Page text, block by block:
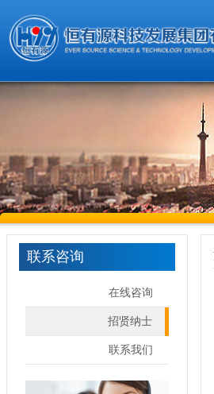
联系咨询
在线咨询
招贤纳士
联系我们